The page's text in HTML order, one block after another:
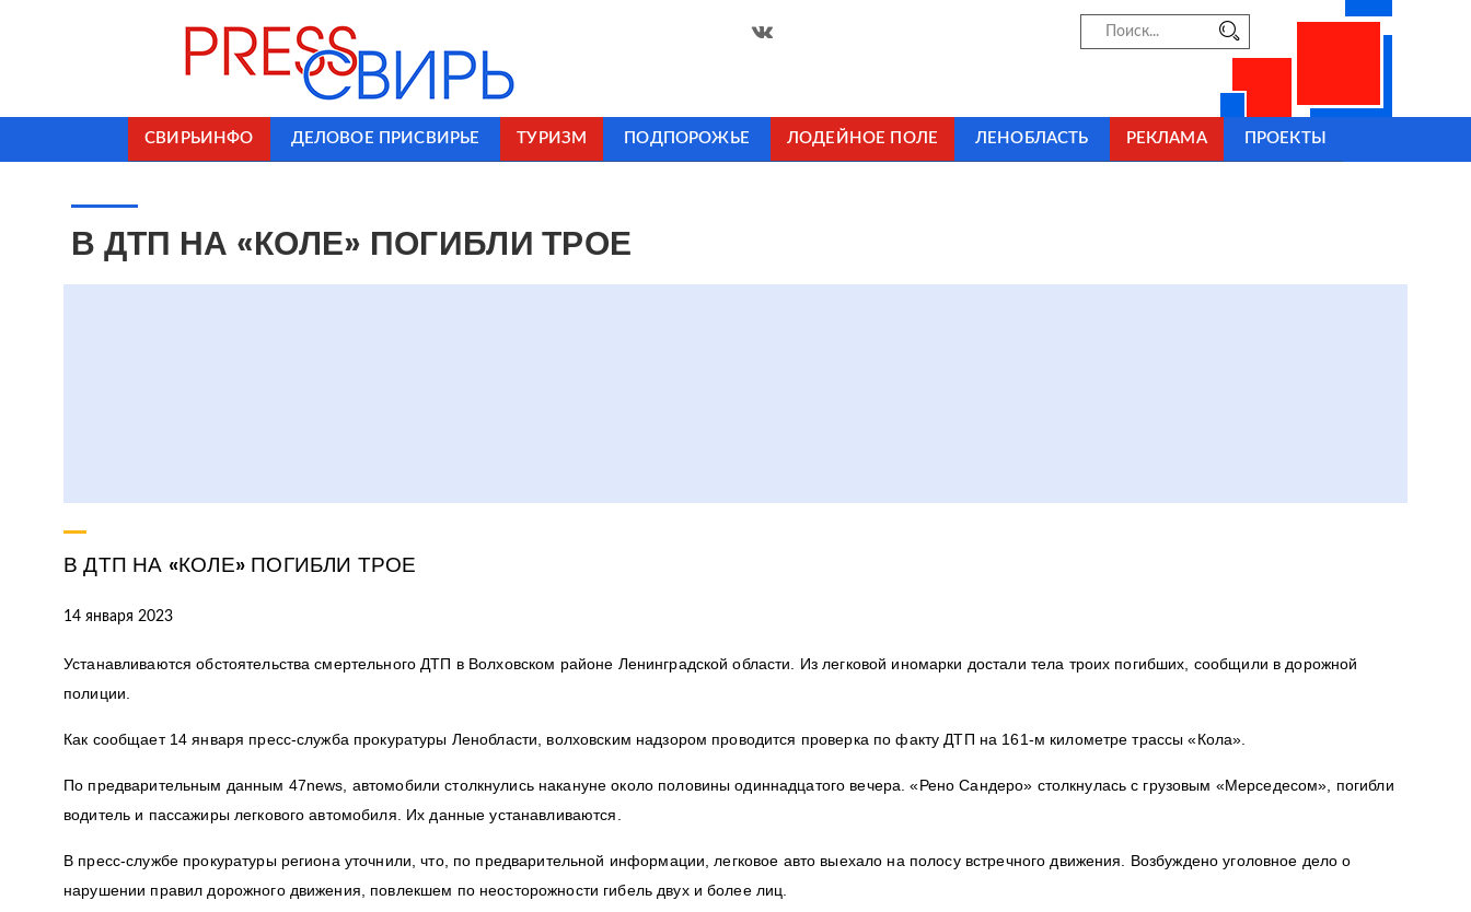
СВИРЬИНФО ДЕЛОВОЕ ПРИСВИРЬЕ ТУРИЗМ ПОДПОРОЖЬЕ ЛОДЕЙНОЕ ПОЛЕ ЛЕНОБЛАСТЬ РЕКЛАМА ПРОЕКТЫ
В ДТП НА «КОЛЕ» ПОГИБЛИ ТРОЕ
В ДТП НА «КОЛЕ» ПОГИБЛИ ТРОЕ
14 января 2023
Устанавливаются обстоятельства смертельного ДТП в Волховском районе Ленинградской области. Из легковой иномарки достали тела троих погибших, сообщили в дорожной
полиции.
Как сообщает 14 января пресс-служба прокуратуры Ленобласти, волховским надзором проводится проверка по факту ДТП на 161-м километре трассы «Кола».
По предварительным данным 47news, автомобили столкнулись накануне около половины одиннадцатого вечера. «Рено Сандеро» столкнулась с грузовым «Мерседесом», погибли
водитель и пассажиры легкового автомобиля. Их данные устанавливаются.
В пресс-службе прокуратуры региона уточнили, что, по предварительной информации, легковое авто выехало на полосу встречного движения. Возбуждено уголовное дело о
нарушении правил дорожного движения, повлекшем по неосторожности гибель двух и более лиц.